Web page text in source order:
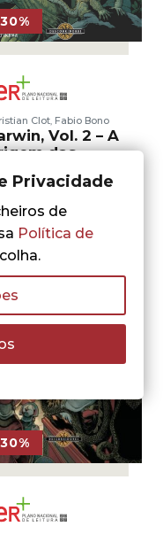
Clot, Fabio Bono
Vol. 2 – A
das
preço
original
era:
16,50 €.
atual
é:
LER MAIS
Privacidade
de
Política de